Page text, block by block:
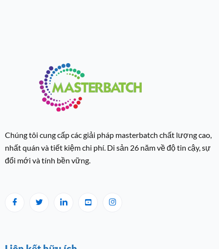
Chúng tôi cung cấp các giải pháp masterbatch chất lượng cao,
nhất quán và tiết kiệm chi phí. Di sản 26 năm về độ tin cậy, sự
đổi mới và tính bền vững.